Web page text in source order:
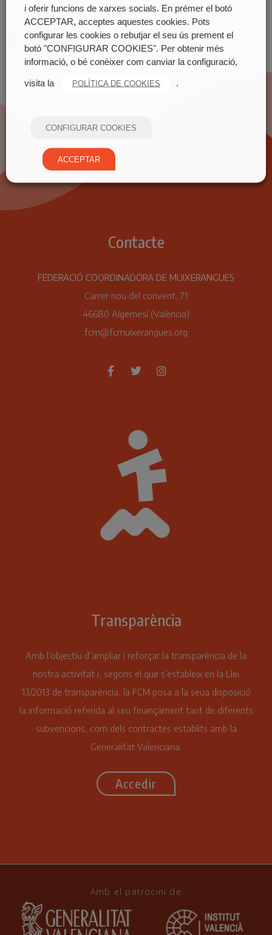
Contacte
FEDERACIÓ COORDINADORA DE MUIXERANGUES
Carrer nou del convent, 71
46680 Algemesí (València)
fcm@fcmuixerangues.org
Transparència
Amb l’objectiu d’ampliar i reforçar la transparència de la
nostra activitat i, segons el que s’estableix en la Llei
13/2013 de transparència, la FCM posa a la seua disposició
la informació referida al seu finançament tant de diferents
subvencions, com dels contractes establits amb la
Generalitat Valenciana.
Accedir
Amb el patrocini de
i oferir funcions de xarxes socials. En prémer el botó
ACCEPTAR, acceptes aquestes cookies. Pots
configurar les cookies o rebutjar el seu ús prement el
botó "CONFIGURAR COOKIES". Per obtenir més
informació, o bé conèixer com canviar la configuració,
visita la POLÍTICA DE COOKIES
CONFIGURAR COOKIES
ACCEPTAR